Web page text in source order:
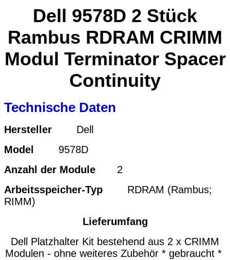
Dell 9578D 2 Stück
Rambus RDRAM CRIMM
Modul Terminator Spacer
Continuity
Technische Daten
Hersteller
Dell
Model
9578D
Anzahl der Module 2
Arbeitsspeicher-Typ
RDRAM (Rambus;
RIMM)
Lieferumfang
Dell Platzhalter Kit bestehend aus 2 x CRIMM
Modulen - ohne weiteres Zubehör * gebraucht *